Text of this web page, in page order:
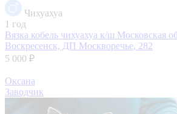
Чихуахуа
1 год
Вязка кобель чихуахуа к/ш Московская
Воскресенск, ДП Москворечье, 282
5 000 ₽
Оксана
Заводчик